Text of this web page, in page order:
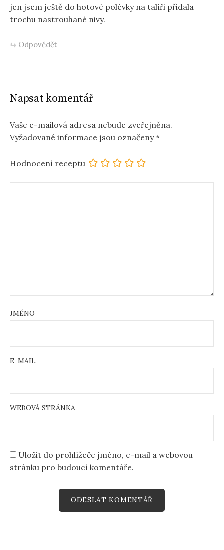
jen jsem ještě do hotové polévky na talíři přidala
trochu nastrouhané nivy.
Odpovědět
Napsat komentář
Vaše e-mailová adresa nebude zveřejněna.
Vyžadované informace jsou označeny*
Hodnocení receptu
JMÉNO
E-MAIL
WEBOVÁ STRÁNKA
Uložit do prohlížeče jméno, e-mail a webovou
stránku pro budoucí komentáře.